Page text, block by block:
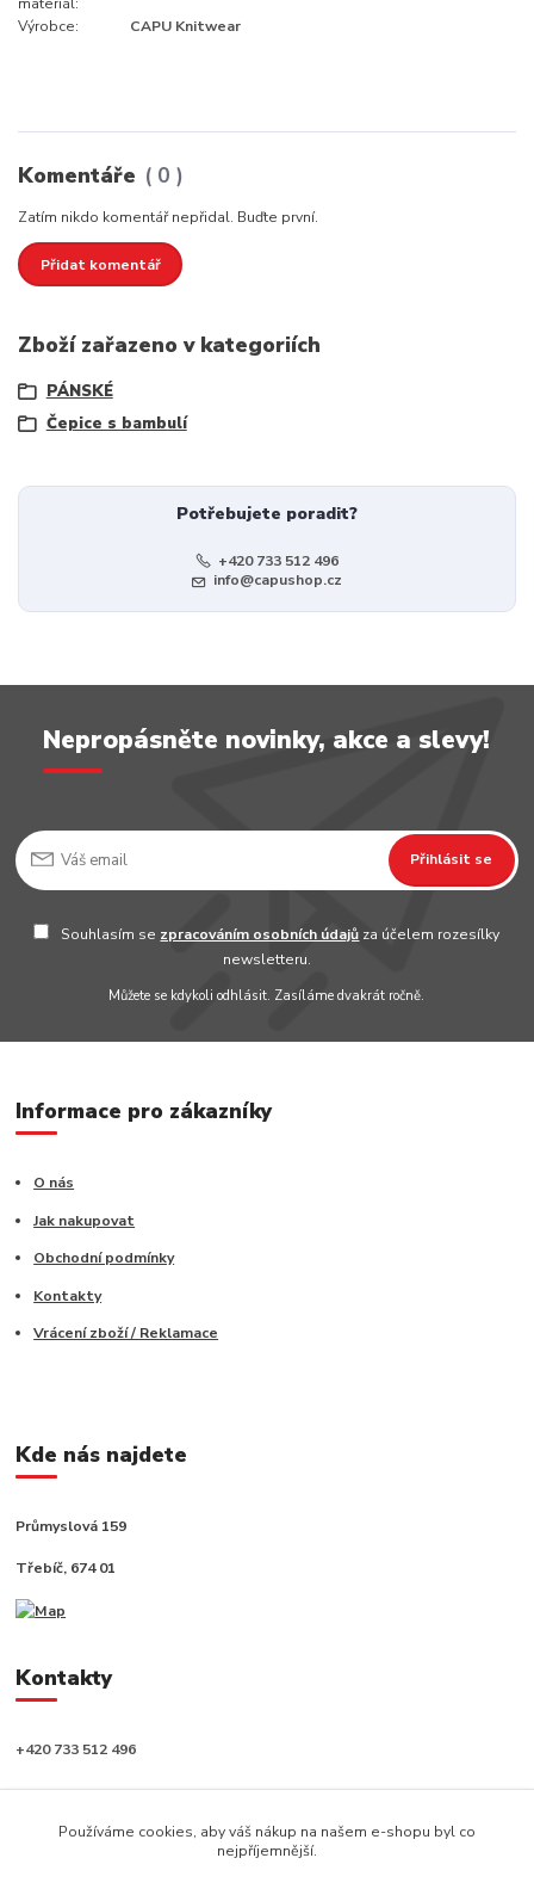
Výrobce: CAPU Knitwear
Komentáře 0
Zatím nikdo komentář nepřidal. Buďte první.
Přidat komentář
Zboží zařazeno v kategoriích
PÁNSKÉ
Čepice s bambulí
Potřebujete poradit?
+420 733 512 496
info@capushop.cz
Nepropásněte novinky, akce a slevy!
Přihlásit se
Souhlasím se zpracováním osobních údajů za účelem rozesílky
newsletteru.
Můžete se kdykoli odhlásit. Zasíláme dvakrát ročně.
Informace pro zákazníky
O nás
Jak nakupovat
Obchodní podmínky
Kontakty
Vrácení zboží / Reklamace
Kde nás najdete
Průmyslová 159
Třebíč, 674 01
Kontakty
+420 733 512 496
info@capushop.cz
Používáme cookies, aby váš nákup na našem e-shopu byl co
nejpříjemnější.